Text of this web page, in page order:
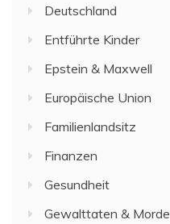
Deutschland
Entführte Kinder
Epstein & Maxwell
Europäische Union
Familienlandsitz
Finanzen
Gesundheit
Gewalttaten & Morde